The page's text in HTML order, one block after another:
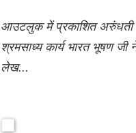
आउटलुक में प्रकाशित अरुंधती
श्रमसाध्य कार्य भारत भूषण
लेख...